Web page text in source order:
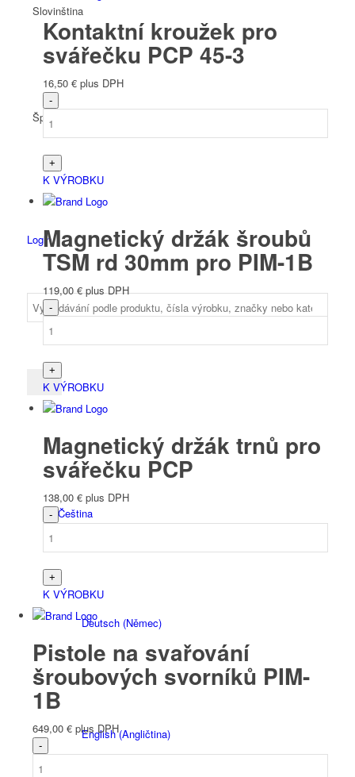
Slovinština
Španělský
Login
Čeština
Deutsch(Němec)
English(Angličtina)
Kontaktní kroužek pro
svářečku PCP 45-3
16,50 € plus DPH
K VÝROBKU
Magnetický držák šroubů
TSM rd 30mm pro PIM-1B
119,00€ plus DPH
K VÝROBKU
Magnetický držák trnů pro
svářečku PCP
138,00 € plus DPH
K VÝROBKU
Pistole na svařování
šroubových svorníků PIM-
1B
649,00 € plus DPH